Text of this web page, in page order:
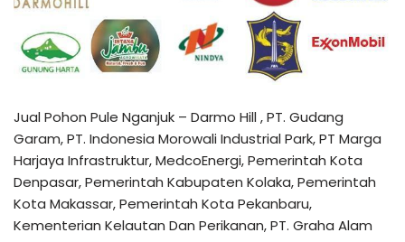
Jual Pohon Pule Nganjuk – Darmo Hill , PT. Gudang
Garam, PT. Indonesia Morowali Industrial Park, PT Marga
Harjaya Infrastruktur, MedcoEnergi, Pemerintah Kota
Denpasar, Pemerintah Kabupaten Kolaka, Pemerintah
Kota Makassar, Pemerintah Kota Pekanbaru,
Kementerian Kelautan Dan Perikanan, PT. Graha Alam